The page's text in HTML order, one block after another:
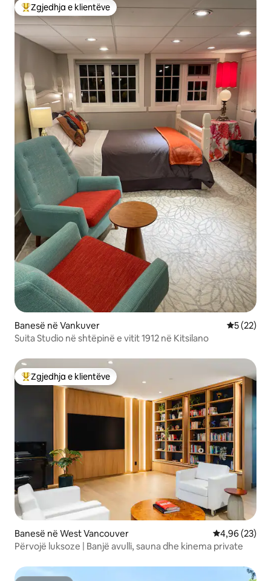
Më të mirat e zgjedhjeve të klientëve
Zgjedhja e klientëve
Banesë në Vankuver Vlerësimi
5 (22)
Suita Studio në shtëpinë e vitit 1912 në Kitsilano
Më të mirat e zgjedhjeve të klientëve
Zgjedhja e klientëve
Banesë në West Vancouver Vlerësimi
4,96 (23)
Përvojë luksoze | Banjë avulli, sauna dhe kinema private